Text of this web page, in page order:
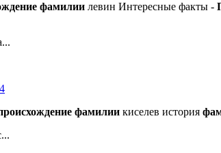
фамилии левин Интересные факты -
фамилии киселев история